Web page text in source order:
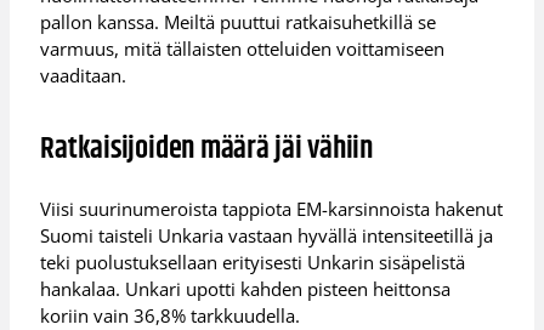
pallon kanssa. Meiltä puuttui ratkaisuhetkillä se
varmuus, mitä tällaisten otteluiden voittamiseen
vaaditaan.
Ratkaisijoiden määrä jäi vähiin
Viisi suurinumeroista tappiota EM-karsinnoista hakenut
Suomi taisteli Unkaria vastaan hyvällä intensiteetillä ja
teki puolustuksellaan erityisesti Unkarin sisäpelistä
hankalaa. Unkari upotti kahden pisteen heittonsa
koriin vain 36,8% tarkkuudella.